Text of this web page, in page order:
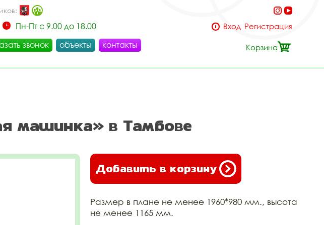
Пн-Пт с 9.00 до 18.00
звонок объекты контакты
Вход Регистрация
Корзина
машинка» в Тамбове
Добавить в корзину
Размер в плане не менее 1960*980 мм., высота
не менее 1165 мм.